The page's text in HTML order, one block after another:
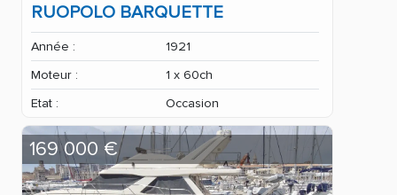
RUOPOLO BARQUETTE
Année :
1921
Moteur :
1 x 60ch
Etat :
Occasion
169 000 €